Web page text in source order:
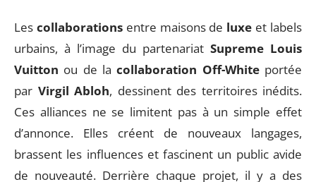
Les collaborationsentre maisons de luxe et labels
urbains, à l’image du partenariat Supreme Louis
Vuitton ou de lacollaboration Off-Whiteportée
par Virgil Abloh, dessinent des territoires inédits.
Ces alliances ne se limitent pas à un simple effet
d’annonce. Elles créent de nouveaux langages,
brassent les influences et fascinent un public avide
de nouveauté. Derrière chaque projet, il y a des